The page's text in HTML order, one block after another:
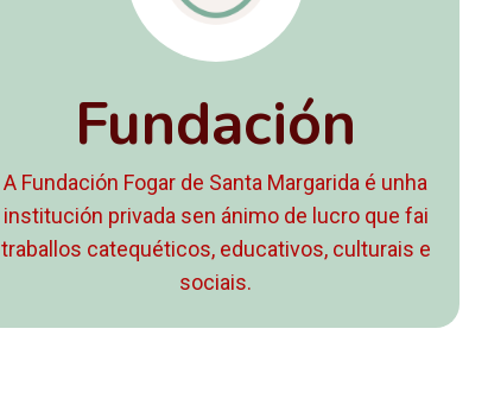
Fundación
A Fundación Fogar de Santa Margarida é unha
institución privada sen ánimo de lucro que fai
traballos catequéticos, educativos, culturais e
sociais.